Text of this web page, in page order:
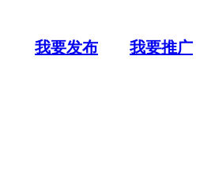
我要发布 我要推广